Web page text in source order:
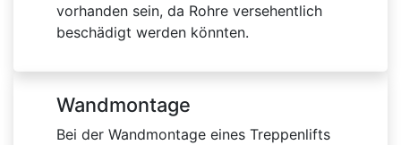
vorhanden sein, da Rohre versehentlich
beschädigt werden könnten.
Wandmontage
Bei der Wandmontage eines Treppenlifts